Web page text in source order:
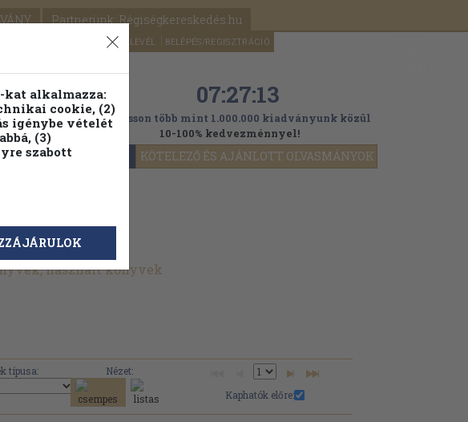
Partnerünk: Régiségkereskedés.hu
SEGÍTSÉG HÍRLEVÉL BELÉPÉS/REGISZTRÁCIÓ
OLVASMÁNYOK KÖTELEZŐ ÉS AJÁNLOTT OLVASMÁNYOK
fa 07:27:11
Válogasson több mint 1.000.000 kiadványunk közül
10-100% kedvezménnyel!
használt könyvek
típusa:
Nézet:
Kaphatók előre:
kat alkalmazza:
cookie, (2)
igénybe vételét
(3)
szabott